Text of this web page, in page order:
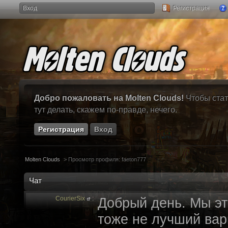
Вход Регистрация
Добро пожаловать на Molten Clouds! Чтобы
тут делать, скажем по-правде, нечего.
Регистрация Вход
Molten Clouds > Просмотр профиля: faeton777
Чат
CourierSix : Добрый день. Мы
тоже не лучший